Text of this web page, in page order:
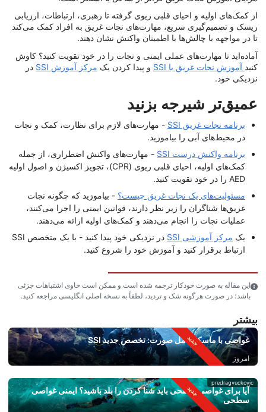
از کمک‌های اولیه و احیای قلبی ریوی گرفته تا رهبری، ارتباطات، ارزیابی
ریسک و تصمیم‌گیری سریع، مهارت‌های نجات غریق به افراد کمک می‌کند
تا در مواجهه با چالش‌ها با اطمینان واکنش نشان دهند.
آماده‌اید تا مهارت‌های عملی ایمنی و نجات را در خود تقویت کنید؟ کاوش
کنید آموزش نجات غریق با SSI و پیدا کردن یک مرکز آموزش SSI
در
نزدیکی خود.
عمیق‌تر شیرجه بزنید
برنامه نجات غریق SSI
- مهارت‌های لازم برای نظارت، کمک و نجات
در محیط‌های آبی را بیاموزید.
برنامه واکنش درست SSI
- مهارت‌های واکنش اضطراری، از جمله
کمک‌های اولیه، احیای قلبی ریوی (CPR)، تجویز اکسیژن و اصول اولیه
AED را در خود تقویت کنید.
مسئولیت‌های یک نجات غریق چیست؟ - بیاموزید که چگونه نجات
غریق‌ها شناگران را زیر نظر دارند، قوانین ایمنی را اجرا می‌کنند،
عملیات نجات را انجام می‌دهند و کمک‌های اولیه ارائه می‌دهند.
یک مرکز آموزشی SSI
در نزدیکی خود پیدا کنید - با یک متخصص SSI
ارتباط برقرار کنید و آموزش خود را شروع کنید.
این مقاله به صورت خودکار ترجمه شده است و ممکن است حاوی اشتباهات جزئی
باشد؛ در صورت هرگونه شک و تردید، لطفاً به نسخه اصلی انگلیسی مراجعه کنید.
بیشتر
غواصی با ماسک کامل صورت: تخصص جدید SSI
امروز
predragvuckovic
آیا برای غواصی سطحی باید شنا کردن را بلد باشید؟ ایمنی غواصی
سطحی